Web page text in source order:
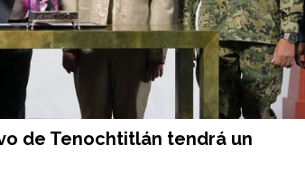
de Tenochtitlán tendrá un